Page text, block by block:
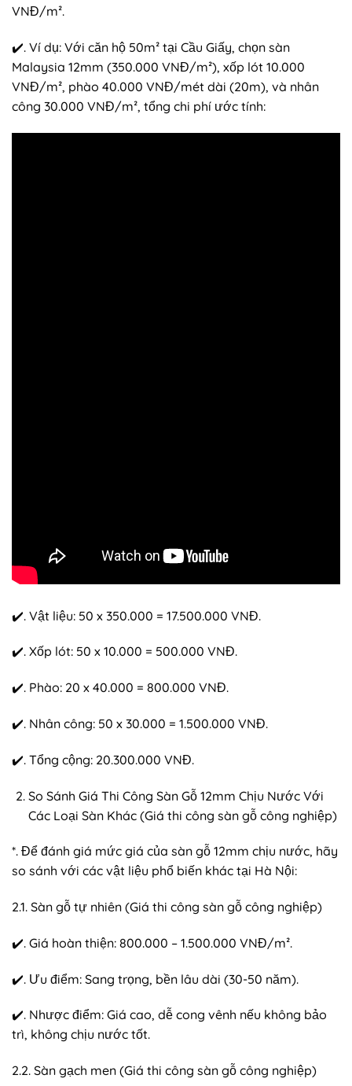
VNĐ/m².
✔️. Ví dụ: Với căn hộ 50m² tại Cầu Giấy, chọn sàn
Malaysia 12mm (350.000 VNĐ/m²), xốp lót 10.000
VNĐ/m², phào 40.000 VNĐ/mét dài (20m), và nhân
công 30.000 VNĐ/m², tổng chi phí ước tính:
✔️. Vật liệu: 50 x 350.000 = 17.500.000 VNĐ.
✔️. Xốp lót: 50 x 10.000 = 500.000 VNĐ.
✔️. Phào: 20 x 40.000 = 800.000 VNĐ.
✔️. Nhân công: 50 x 30.000 = 1.500.000 VNĐ.
✔️. Tổng cộng: 20.300.000 VNĐ.
So Sánh Giá Thi Công Sàn Gỗ 12mm Chịu Nước Với
Các Loại Sàn Khác (Giá thi công sàn gỗ công nghiệp)
*. Để đánh giá mức giá của sàn gỗ 12mm chịu nước, hãy
so sánh với các vật liệu phổ biến khác tại Hà Nội:
2.1. Sàn gỗ tự nhiên (Giá thi công sàn gỗ công nghiệp)
✔️. Giá hoàn thiện: 800.000 – 1.500.000 VNĐ/m².
✔️. Ưu điểm: Sang trọng, bền lâu dài (30-50 năm).
✔️. Nhược điểm: Giá cao, dễ cong vênh nếu không bảo
trì, không chịu nước tốt.
2.2. Sàn gạch men (Giá thi công sàn gỗ công nghiệp)